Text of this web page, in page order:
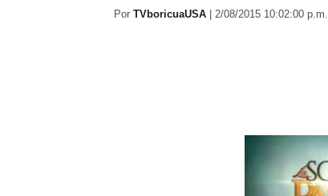
Por TVboricuaUSA 2/08/2015 10:02:00 p.m.